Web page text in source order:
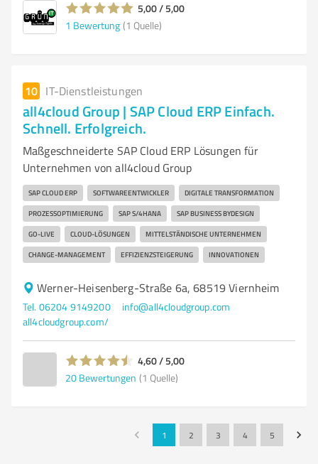
5,00 / 5,00
1 Bewertung (1 Quelle)
10 IT-Dienstleistungen
all4cloud Group | SAP Cloud ERP Einfach.
Schnell. Erfolgreich.
Maßgeschneiderte SAP Cloud ERP Lösungen für
Unternehmen von all4cloud Group
SAP CLOUD ERP SOFTWAREENTWICKLER DIGITALE TRANSFORMATION
PROZESSOPTIMIERUNG SAP S/4HANA SAP BUSINESS BYDESIGN
GO-LIVE CLOUD-LÖSUNGEN MITTELSTÄNDISCHE UNTERNEHMEN
CHANGE-MANAGEMENT EFFIZIENZSTEIGERUNG INNOVATIONEN
Werner-Heisenberg-Straße 6a, 68519 Viernheim
Tel. 06204 9149200
info@all4cloudgroup.com
all4cloudgroup.com/
4,60 / 5,00
20 Bewertungen (1 Quelle)
1 2 3 4 5